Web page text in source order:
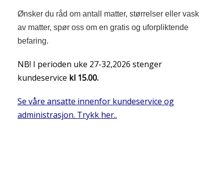
Ønsker du råd om antall matter, størrelser eller vask
av matter, spør oss om en gratis og uforpliktende
befaring.
NB! I perioden uke 27-32,2026 stenger
kundeservice kl 15.00.
Se våre ansatte innenfor kundeservice og
administrasjon. Trykk her..